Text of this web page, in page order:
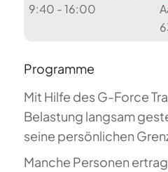
9:40 - 16:00
Programme
Mit Hilfe des G-Force
Belastung langsam
seine persönlichen
Manche Personen